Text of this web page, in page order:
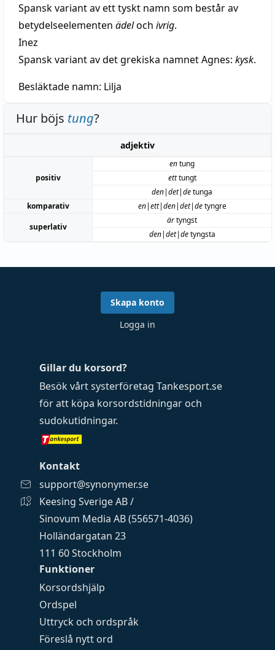
Spansk variant av ett tyskt namn som består av
betydelseelementen ädeloch ivrig.
Inez
Spansk variant av det grekiska namnet Agnes: kysk.
Besläktade namn: Lilja
Hur böjs tung?
adjektiv
positiv
entung
etttungt
den|det|detunga
komparativ
en|ett|den|det|detyngre
superlativ
ärtyngst
den|det|detyngsta
Funktioner
Korsordshjälp
Ordspel
Uttryck och ordspråk
Föreslå nytt ord
Gillar du korsord?
Besök vårt systerföretag Tankesport.se
för att köpa korsordstidningar och
sudokutidningar.
Kontakt
support@synonymer.se
Keesing Sverige AB /
Sinovum Media AB (556571-4036)
Holländargatan 23
111 60 Stockholm
Skapa konto
Logga in